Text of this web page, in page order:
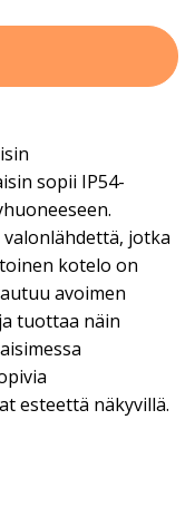
sopii IP54-
jotka
kotelo on
avoimen
tuottaa näin
esteettä näkyvillä.